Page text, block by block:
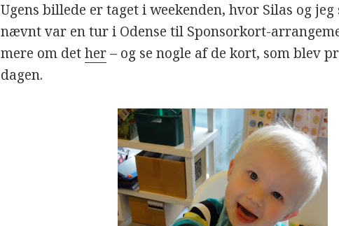
Ugens billede er taget i weekenden, hvor Silas og
nævnt var en tur i Odense til Sponsorkort-
mere om dether– og se nogle af de kort, som blev
dagen.